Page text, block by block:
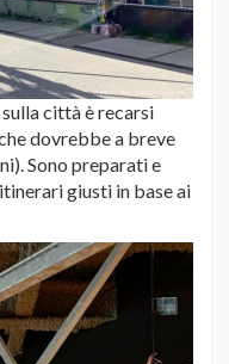
città è recarsi
dovrebbe a breve
Sono preparati e
giusti in base ai